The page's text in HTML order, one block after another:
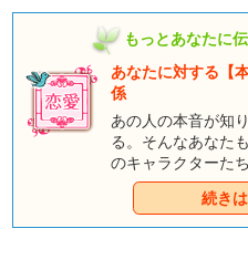
もっとあなたに
あなたに対する【
係
あの人の本音が知
る。そんなあなた
のキャラクターた
て、そわそわして
ゃべりを通して、
かんでくださいね
続き